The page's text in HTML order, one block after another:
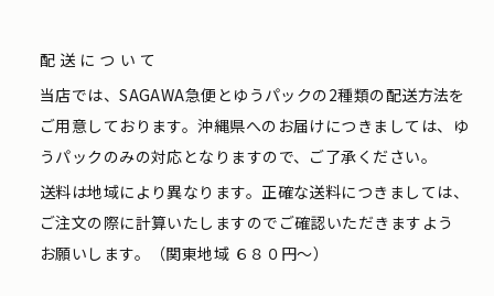
配送について
当店では、SAGAWA急便とゆうパックの2種類の配送方法を
ご用意しております。沖縄県へのお届けにつきましては、ゆ
うパックのみの対応となりますので、ご了承ください。
送料は地域により異なります。正確な送料につきましては、
ご注文の際に計算いたしますのでご確認いただきますよう
お願いします。（関東地域 ６８０円〜）